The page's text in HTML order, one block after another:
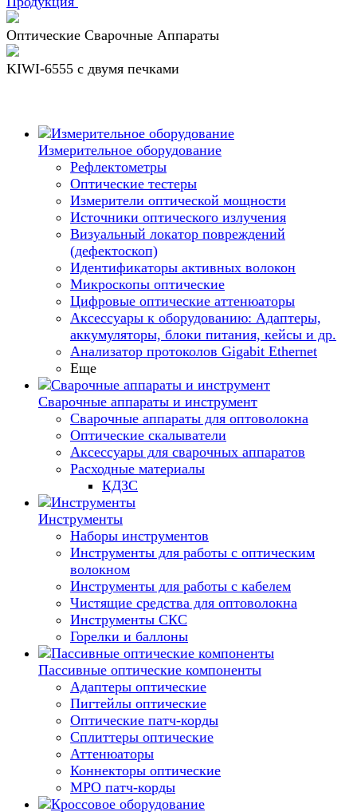
Оптические Сварочные Аппараты
KIWI-6555 c двумя печками
Измерительное оборудование
Рефлектометры
Оптические тестеры
Измерители оптической мощности
Источники оптического излучения
Визуальный локатор повреждений
(дефектоскоп)
Идентификаторы активных волокон
Микроскопы оптические
Цифровые оптические аттенюаторы
Аксессуары к оборудованию: Адаптеры,
аккумуляторы, блоки питания, кейсы и др.
Анализатор протоколов Gigabit Ethernet
Еще
Сварочные аппараты и инструмент
Сварочные аппараты для оптоволокна
Оптические скалыватели
Аксессуары для сварочных аппаратов
Расходные материалы
КДЗС
Инструменты
Наборы инструментов
Инструменты для работы с оптическим
волокном
Инструменты для работы с кабелем
Чистящие средства для оптоволокна
Инструменты СКС
Горелки и баллоны
Пассивные оптические компоненты
Адаптеры оптические
Пигтейлы оптические
Оптические патч-корды
Сплиттеры оптические
Аттенюаторы
Коннекторы оптические
MPO патч-корды